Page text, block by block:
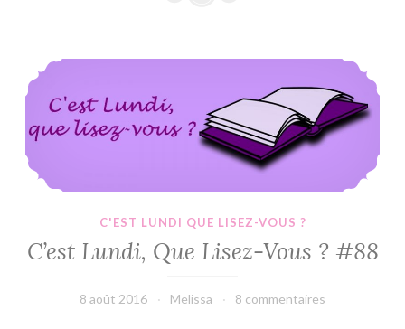
Vous
#89
C’est Lundi, Que Lisez-Vous ? #88
C'EST LUNDI QUE LISEZ-VOUS ?
C’est Lundi, Que Lisez-Vous ? #88
8 août 2016 Melissa 8 commentaires